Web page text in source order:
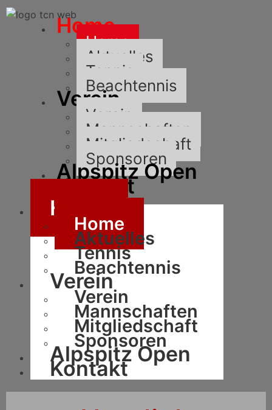
Home
Home
Aktuelles
Tennis
Beachtennis
Verein
Verein
Mannschaften
Mitgliedschaft
Sponsoren
Alpspitz Open
Kontakt
Home
Home
Aktuelles
Tennis
Beachtennis
Verein
Verein
Mannschaften
Mitgliedschaft
Sponsoren
Alpspitz Open
Kontakt